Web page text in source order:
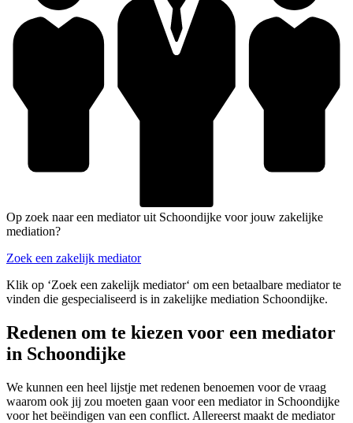
Op zoek naar een mediator uit Schoondijke voor jouw zakelijke
mediation?
Zoek een zakelijk mediator
Klik op ‘Zoek een zakelijk mediator‘ om een betaalbare mediator te
vinden die gespecialiseerd is in zakelijke mediation Schoondijke.
Redenen om te kiezen voor een mediator
in Schoondijke
We kunnen een heel lijstje met redenen benoemen voor de vraag
waarom ook jij zou moeten gaan voor een mediator in Schoondijke
voor het beëindigen van een conflict. Allereerst maakt de mediator